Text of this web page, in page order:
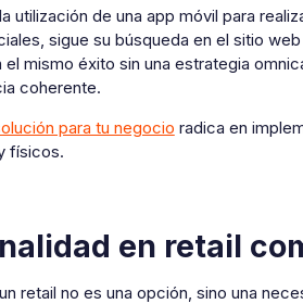
utilización de una app móvil para
sigue su búsqueda en el sitio
mismo éxito sin una estrategia
coherente.
para tu negocio radica en
físicos.
en retail
retail no es una opción, sino una